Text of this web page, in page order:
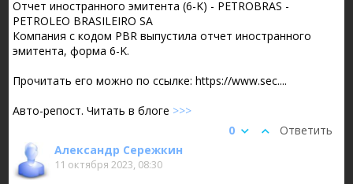
Отчет иностранного эмитента (6-K) - PETROBRAS -
PETROLEO BRASILEIRO SA
Компания с кодом PBR выпустила отчет иностранного
эмитента, форма 6-K.
Прочитать его можно по ссылке: https://www.sec....
Авто-репост. Читать в блоге >>>
Ответить
0
Александр Сережкин
11 октября 2023, 08:30